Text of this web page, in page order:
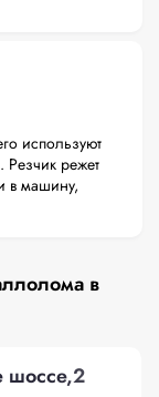
используют
Резчик режет
в машину,
в